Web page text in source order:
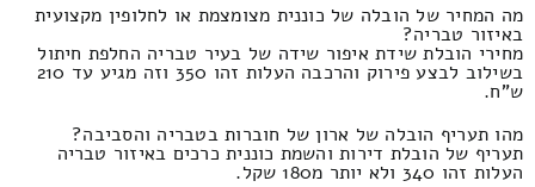
מה המחיר של הובלה של כוננית מצומצמת או לחלופין מקצועית
באיזור טבריה?
מחירי הובלת שידת איפור שידה של בעיר טבריה החלפת חיתול
בשילוב לבצע פירוק והרכבה העלות זהו 350 וזה מגיע עד 210
ש"ח.
מהו תעריף הובלה של ארון של חוברות בטבריה והסביבה?
תעריף של הובלת דירות והשמת כוננית כרכים באיזור טבריה
העלות זהו 340 ולא יותר מ180 שקל.